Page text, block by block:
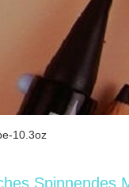
10.3oz
Spinnendes